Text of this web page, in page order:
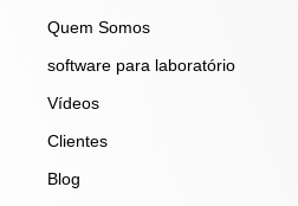
Quem Somos
software para laboratório
Vídeos
Clientes
Blog